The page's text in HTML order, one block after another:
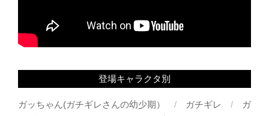
登場キャラクタ別
ガッちゃん(ガチギレさんの幼少期） ガチギレ
ガ